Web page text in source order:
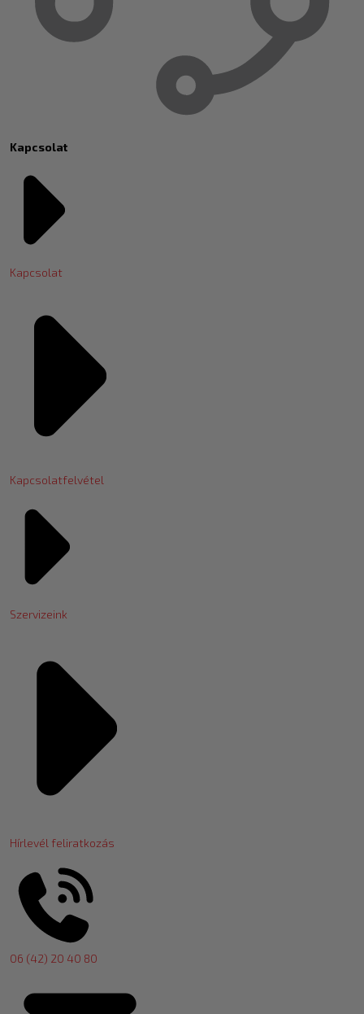
Kapcsolat
Kapcsolat
Kapcsolatfelvétel
Szervizeink
Hírlevél feliratkozás
06 (42) 20 40 80